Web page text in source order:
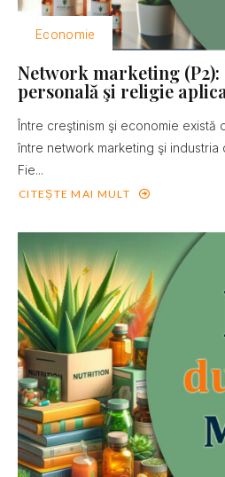
Economie
Network marketing (P2):
personală şi religie
Între creştinism şi economie există
între network marketing şi
Fie...
CITEȘTE MAI MULT